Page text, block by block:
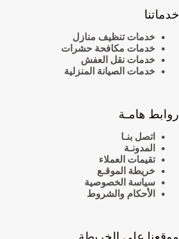
خدماتنا
خدمات تنظيف منازل
خدمات مكافحة حشرات
خدمات نقل العفش
خدمات الصيانة المنزلية
روابط هامـة
اتصل بنـا
المدونـة
تقيمات العملاء
خريطة الموقـع
سياسة الخصوصية
الأحكام والشروط